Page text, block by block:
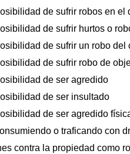
de sufrir robos en el
de sufrir hurtos o
de sufrir un robo del
de sufrir robo de
de ser agredido
de ser insultado
de ser agredido
o traficando con
contra la propiedad como